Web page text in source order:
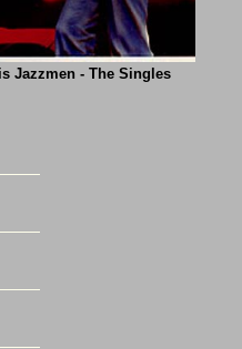
Jazzmen - The Singles